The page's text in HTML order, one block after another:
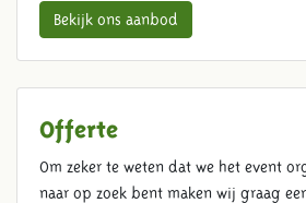
Bekijk ons aanbod
Offerte
Om zeker te weten dat we het event
naar op zoek bent maken wij graag